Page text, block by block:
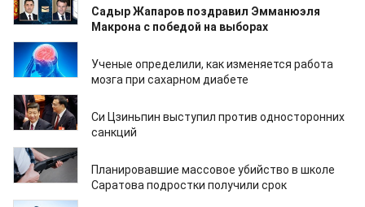
Садыр Жапаров поздравил Эмманюэля
Макрона с победой на выборах
22.04.2022
Ученые определили, как изменяется работа
мозга при сахарном диабете
21.04.2022
Си Цзиньпин выступил против односторонних
санкций
20.04.2022
Планировавшие массовое убийство в школе
Саратова подростки получили срок